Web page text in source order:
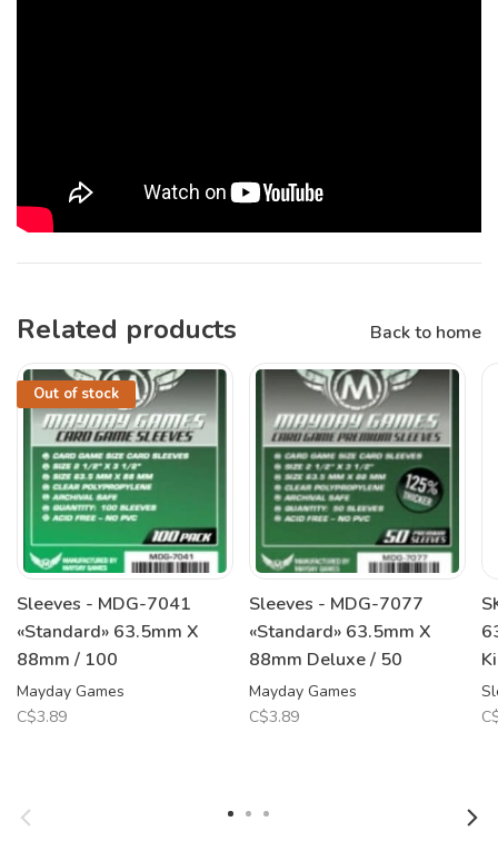
Related products Back to home
Out of stock
Sleeves - MDG-7041
«Standard» 63.5mm X
88mm / 100
Mayday Games
C$3.89
Sleeves - MDG-7077
«Standard» 63.5mm X
88mm Deluxe / 50
Mayday Games
C$3.89